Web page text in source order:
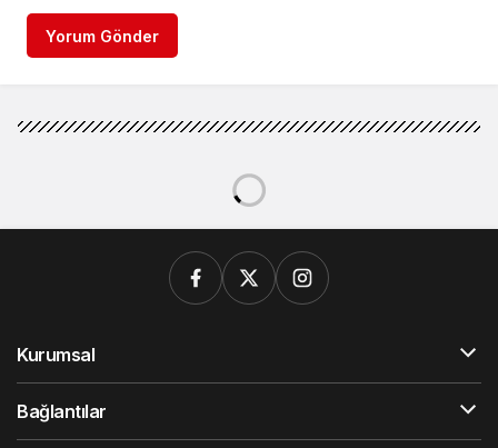
Yorum Gönder
Kurumsal
Bağlantılar